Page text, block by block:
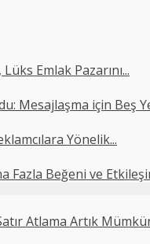
Emlak Pazarını...
Mesajlaşma için Beş
Yönelik...
Fazla Beğeni ve
Atlama Artık